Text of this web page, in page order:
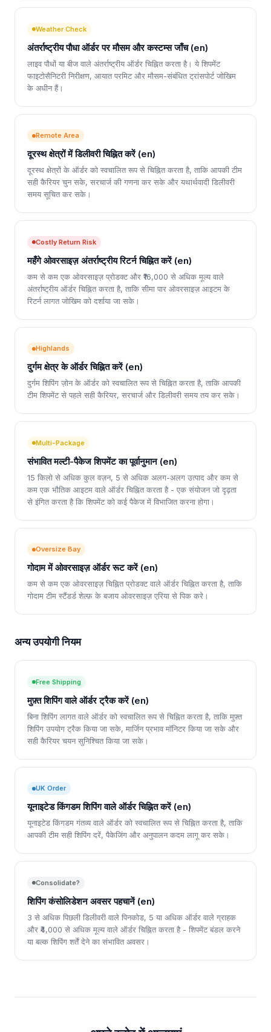
Weather Check
अंतर्राष्ट्रीय पौधा ऑर्डर पर मौसम और कस्टम्स जाँच (en)
लाइव पौधों या बीज वाले अंतर्राष्ट्रीय ऑर्डर चिह्नित करता है। ये शिपमेंट
फाइटोसैनिटरी निरीक्षण, आयात परमिट और मौसम-संबंधित ट्रांसपोर्ट जोखिम
के अधीन हैं।
Remote Area
दूरस्थ क्षेत्रों में डिलीवरी चिह्नित करें (en)
दूरस्थ क्षेत्रों के ऑर्डर को स्वचालित रूप से चिह्नित करता है, ताकि आपकी टीम
सही कैरियर चुन सके, सरचार्ज की गणना कर सके और यथार्थवादी डिलीवरी
समय सूचित कर सके।
Costly Return Risk
महँगे ओवरसाइज़ अंतर्राष्ट्रीय रिटर्न चिह्नित करें (en)
कम से कम एक ओवरसाइज़ प्रोडक्ट और ₹16,000 से अधिक मूल्य वाले
अंतर्राष्ट्रीय ऑर्डर चिह्नित करता है, ताकि सीमा पार ओवरसाइज़ आइटम के
रिटर्न लागत जोखिम को दर्शाया जा सके।
Highlands
दुर्गम क्षेत्र के ऑर्डर चिह्नित करें (en)
दुर्गम शिपिंग ज़ोन के ऑर्डर को स्वचालित रूप से चिह्नित करता है, ताकि आपकी
टीम शिपमेंट से पहले सही कैरियर, सरचार्ज और डिलीवरी समय तय कर सके।
Multi-Package
संभावित मल्टी-पैकेज शिपमेंट का पूर्वानुमान (en)
15 किलो से अधिक कुल वज़न, 5 से अधिक अलग-अलग उत्पाद और कम से
कम एक भौतिक आइटम वाले ऑर्डर चिह्नित करता है - एक संयोजन जो दृढ़ता
से इंगित करता है कि शिपमेंट को कई पैकेज में विभाजित करना होगा।
Oversize Bay
गोदाम में ओवरसाइज़ ऑर्डर रूट करें (en)
कम से कम एक ओवरसाइज़ चिह्नित प्रोडक्ट वाले ऑर्डर चिह्नित करता है, ताकि
गोदाम टीम स्टैंडर्ड शेल्फ़ के बजाय ओवरसाइज़ एरिया से पिक करे।
अन्य उपयोगी नियम
Free Shipping
मुफ़्त शिपिंग वाले ऑर्डर ट्रैक करें (en)
बिना शिपिंग लागत वाले ऑर्डर को स्वचालित रूप से चिह्नित करता है, ताकि मुफ़्त
शिपिंग उपयोग ट्रैक किया जा सके, मार्जिन प्रभाव मॉनिटर किया जा सके और
सही कैरियर चयन सुनिश्चित किया जा सके।
UK Order
यूनाइटेड किंगडम शिपिंग वाले ऑर्डर चिह्नित करें (en)
यूनाइटेड किंगडम गंतव्य वाले ऑर्डर को स्वचालित रूप से चिह्नित करता है, ताकि
आपकी टीम सही शिपिंग दरें, पैकेजिंग और अनुपालन कदम लागू कर सके।
Consolidate?
शिपिंग कंसोलिडेशन अवसर पहचानें (en)
3 से अधिक पिछली डिलीवरी वाले पिनकोड, 5 या अधिक ऑर्डर वाले ग्राहक
और ₹4,000 से अधिक मूल्य वाले ऑर्डर चिह्नित करता है - शिपमेंट बंडल करने
या बल्क शिपिंग शर्तें देने का संभावित अवसर।